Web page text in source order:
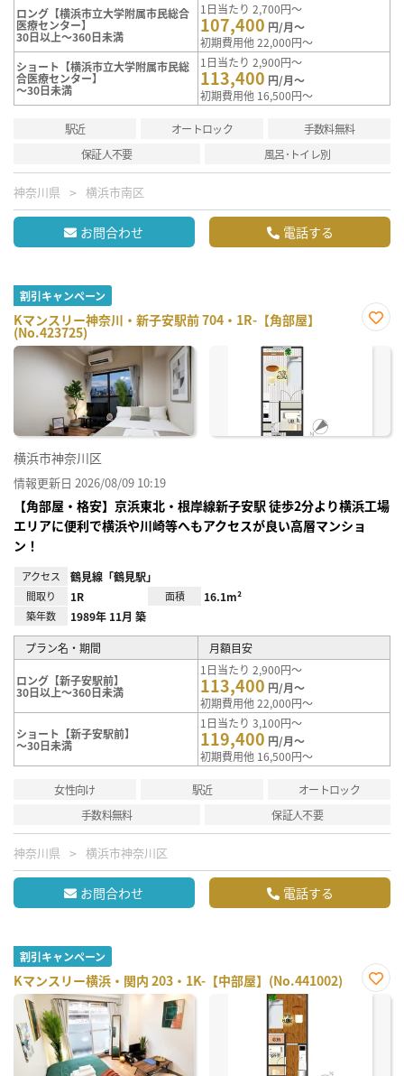
ロング【横浜市立大学附属市民総合
医療センター】
30日以上～360日未満
1日当たり 2,700円～
107,400 円/月～
初期費用他 22,000円～
ショート【横浜市立大学附属市民総
合医療センター】
～30日未満
1日当たり 2,900円～
113,400 円/月～
初期費用他 16,500円～
駅近 オートロック
手数料無料
保証人不要
風呂･トイレ別
神奈川県 横浜市南区
お問合わせ 電話する
割引キャンペーン
Kマンスリー神奈川・新子安駅前 704・1R-【角部屋】
(No.423725)
に入
横浜市神奈川区
情報更新日 2026/08/09 10:19
【角部屋・格安】京浜東北・根岸線新子安駅 徒歩2分より横浜工場
エリアに便利で横浜や川崎等へもアクセスが良い高層マンショ
ン！
アクセス 鶴見線「鶴見駅」
間取り 1R 面積 16.1m²
築年数 1989年 11月 築
プラン名・期間 月額目安
ロング【新子安駅前】
30日以上～360日未満
1日当たり 2,900円～
113,400 円/月～
初期費用他 22,000円～
ショート【新子安駅前】
～30日未満
1日当たり 3,100円～
119,400 円/月～
初期費用他 16,500円～
女性向け 駅近
オートロック
手数料無料
保証人不要
神奈川県 横浜市神奈川区
お問合わせ 電話する
割引キャンペーン
Kマンスリー横浜・関内 203・1K-【中部屋】(No.441002)
お気